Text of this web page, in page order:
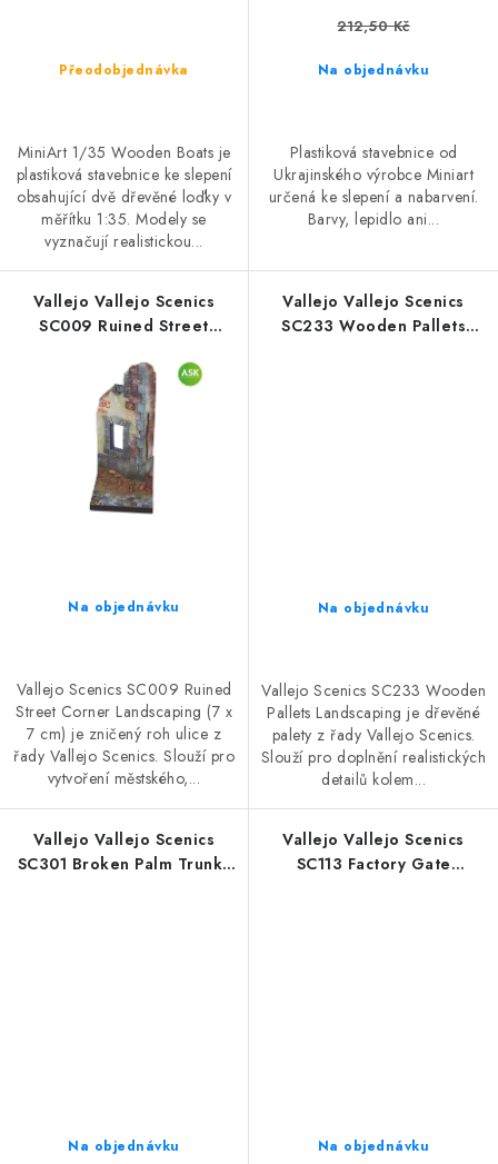
Přeodobjednávka
MiniArt 1/35 Wooden Boats je
plastiková stavebnice ke slepení
obsahující dvě dřevěné loďky v
měřítku 1:35. Modely se
vyznačují realistickou...
Na objednávku
212,50 Kč
Plastiková stavebnice od
Ukrajinského výrobce Miniart
určená ke slepení a nabarvení.
Barvy, lepidlo ani...
Vallejo Vallejo Scenics
SC009 Ruined Street
cm)
Na objednávku
Vallejo Scenics SC009 Ruined
Street Corner Landscaping (7 x
7 cm) je zničený roh ulice z
řady Vallejo Scenics. Slouží pro
vytvoření městského,...
Vallejo Vallejo Scenics
SC233 Wooden Pallets
Na objednávku
Vallejo Scenics SC233 Wooden
Pallets Landscaping je dřevěné
palety z řady Vallejo Scenics.
Slouží pro doplnění realistických
detailů kolem...
Vallejo Vallejo Scenics
SC301 Broken Palm Trunks
Na objednávku
Vallejo Vallejo Scenics
SC113 Factory Gate
Na objednávku